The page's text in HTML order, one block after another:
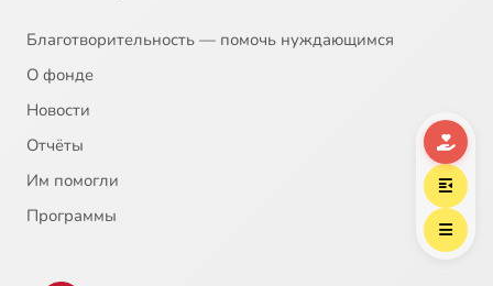
Благотворительность — помочь нуждающимся
О фонде
Новости
Отчёты
Им помогли
Программы